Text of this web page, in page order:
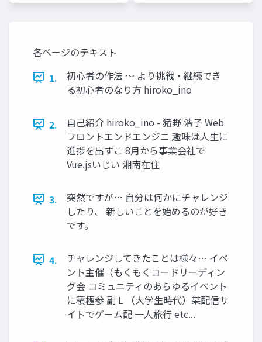
各ページのテキスト
1.
初心者の作法 〜 より挑戦・継続でき
る初心者のなり方 hiroko_ino
2.
自己紹介 hiroko_ino - 猪野 浩子 Web
フロントエンドエンジニ 趣味は人生に
進捗を出すこ 8月から事業会社で
Vue.jsいじい 湘南在住
3.
突然ですが… 自分は何かにチャレンジ
したり、 新しいことを始めるのが好き
です。
4.
チャレンジしてきたことは様々… イベ
ント主催（もくもくコードリーディン
グ会 コミュニティのあらゆるイベント
に積極参 副 L （大学生時代）某配信サ
イトでゲーム配 一人旅行 etc...